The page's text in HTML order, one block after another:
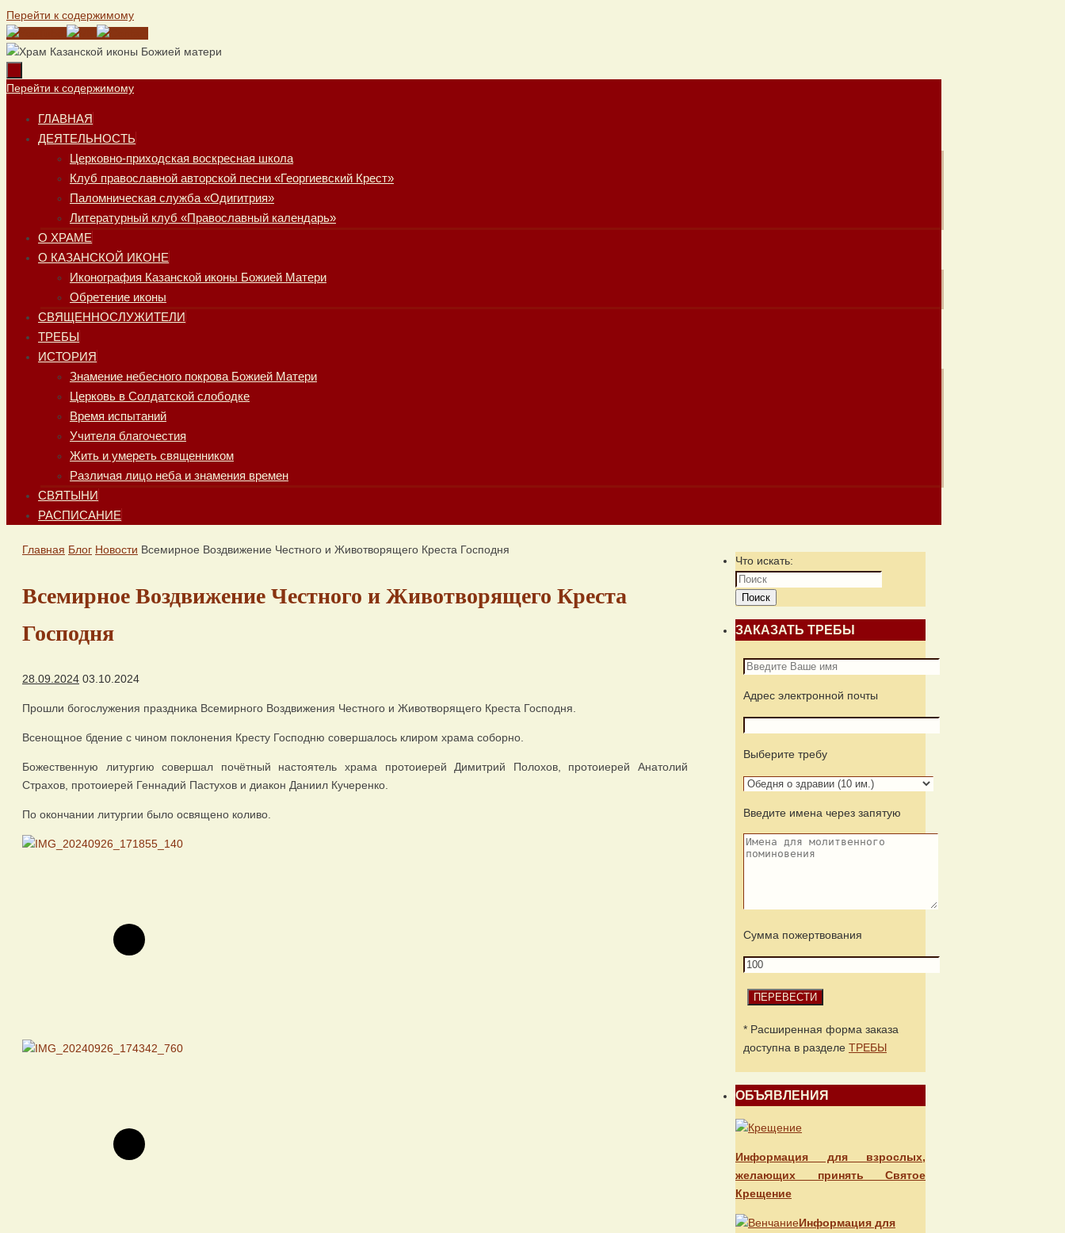
Перейти к содержимому
Перейти к содержимому
ГЛАВНАЯ
ДЕЯТЕЛЬНОСТЬ
Церковно-приходская воскресная школа
Клуб православной авторской песни «Георгиевский Крест»
Паломническая служба «Одигитрия»
Литературный клуб «Православный календарь»
О ХРАМЕ
О КАЗАНСКОЙ ИКОНЕ
Иконография Казанской иконы Божией Матери
Обретение иконы
СВЯЩЕННОСЛУЖИТЕЛИ
ТРЕБЫ
ИСТОРИЯ
Знамение небесного покрова Божией Матери
Церковь в Солдатской слободке
Время испытаний
Учителя благочестия
Жить и умереть священником
Различая лицо неба и знамения времен
СВЯТЫНИ
РАСПИСАНИЕ
Главная Блог Новости Всемирное Воздвижение Честного и Животворящего Креста Господня
Всемирное Воздвижение Честного и Животворящего Креста
Господня
28.09.2024 03.10.2024
Прошли богослужения праздника Всемирного Воздвижения Честного и Животворящего Креста Господня.
Всенощное бдение с чином поклонения Кресту Господню совершалось клиром храма соборно.
Божественную литургию совершал почётный настоятель храма протоиерей Димитрий Полохов, протоиерей Анатолий
Страхов, протоиерей Геннадий Пастухов и диакон Даниил Кучеренко.
По окончании литургии было освящено коливо.
Что искать:
Поиск
ЗАКАЗАТЬ ТРЕБЫ
Адрес электронной почты
Выберите требу
Введите имена через запятую
Сумма пожертвования
* Расширенная форма заказа
доступна в разделе ТРЕБЫ
ОБЪЯВЛЕНИЯ
Информация для взрослых,
желающих принять Святое
Крещение
Информация для